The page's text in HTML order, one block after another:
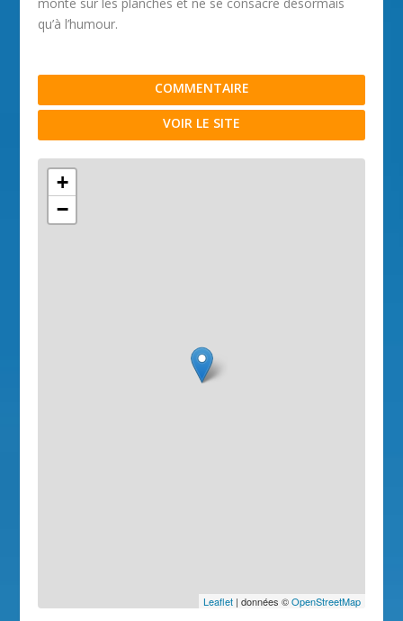
qu’à l’humour.
COMMENTAIRE
VOIR LE SITE
+
−
Leaflet| données ©OpenStreetMap